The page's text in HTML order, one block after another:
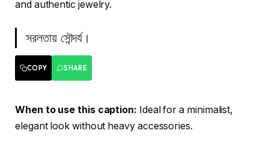
and authentic jewelry.
সরলতায় সৌন্দর্য।
COPY SHARE
When to use this caption: Ideal for a minimalist,
elegant look without heavy accessories.